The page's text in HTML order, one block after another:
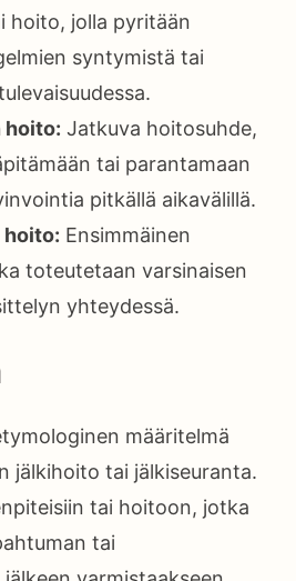
hoito, jolla pyritään
syntymistä tai
hoito: Jatkuva hoitosuhde,
tai parantamaan
pitkällä aikavälillä.
hoito: Ensimmäinen
toteutetaan varsinaisen
yhteydessä.
määritelmä
jälkihoito tai jälkiseuranta.
tai hoitoon, jotka
tai